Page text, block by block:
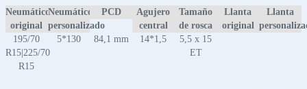
Neumático
original
Neumático
personalizado
PCD
Agujero
central
Tamaño
de rosca
Llanta
original
Llanta
195/70
R15|225/70
R15
5*130 84,1 mm 14*1,5
5,5 x 15
ET